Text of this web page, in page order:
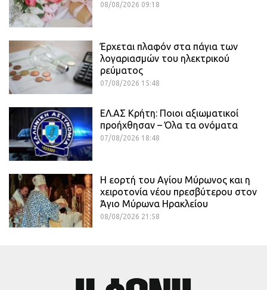
08/08/2026 09:18
Έρχεται πλαφόν στα πάγια των
λογαριασμών του ηλεκτρικού
ρεύματος
07/08/2026 15:48
ΕΛ.ΑΣ Κρήτη: Ποιοι αξιωματικοί
προήχθησαν – Όλα τα ονόματα
07/08/2026 18:48
Η εορτή του Αγίου Μύρωνος και η
χειροτονία νέου πρεσβύτερου στον
Άγιο Μύρωνα Ηρακλείου
08/08/2026 21:58